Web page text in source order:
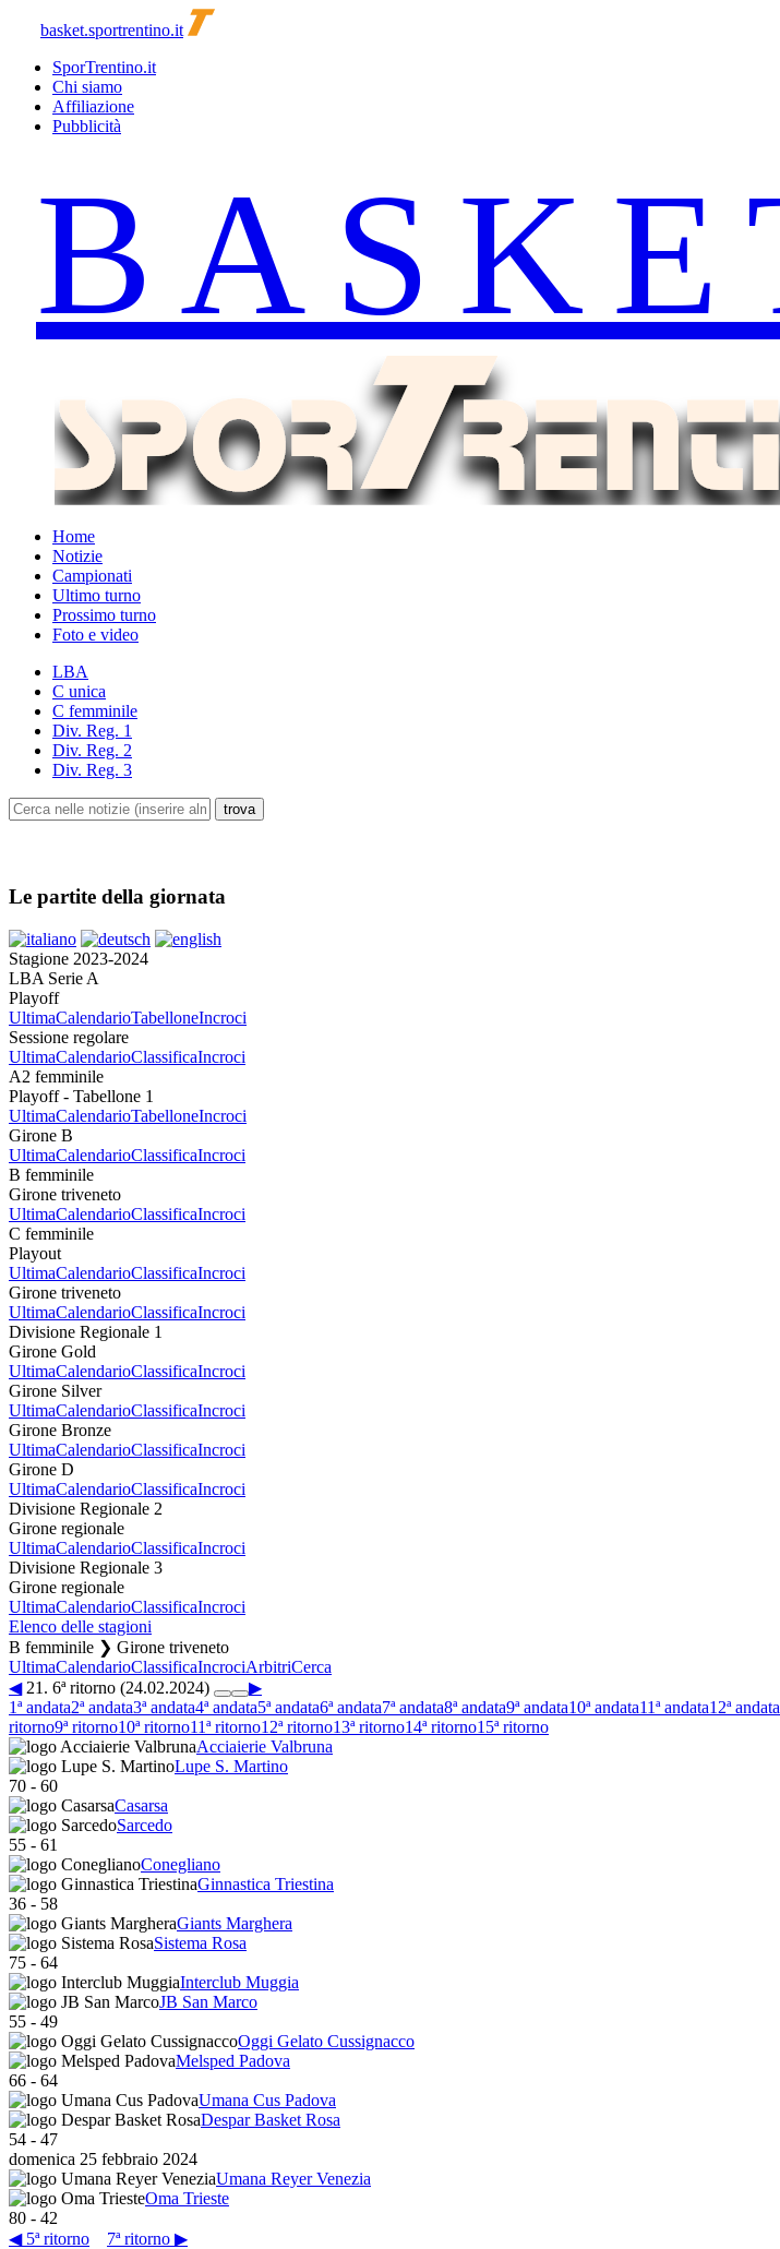
basket.sportrentino.it
SporTrentino.it
Chi siamo
Affiliazione
Pubblicità
Home
Notizie
Campionati
Ultimo turno
Prossimo turno
Foto e video
LBA
C unica
C femminile
Div. Reg. 1
Div. Reg. 2
Div. Reg. 3
Le partite della giornata
Stagione 2023-2024
LBA Serie A
Playoff
UltimaCalendarioTabelloneIncroci
Sessione regolare
UltimaCalendarioClassificaIncroci
A2 femminile
Playoff - Tabellone 1
UltimaCalendarioTabelloneIncroci
Girone B
UltimaCalendarioClassificaIncroci
B femminile
Girone triveneto
UltimaCalendarioClassificaIncroci
C femminile
Playout
UltimaCalendarioClassificaIncroci
Girone triveneto
UltimaCalendarioClassificaIncroci
Divisione Regionale 1
Girone Gold
UltimaCalendarioClassificaIncroci
Girone Silver
UltimaCalendarioClassificaIncroci
Girone Bronze
UltimaCalendarioClassificaIncroci
Girone D
UltimaCalendarioClassificaIncroci
Divisione Regionale 2
Girone regionale
UltimaCalendarioClassificaIncroci
Divisione Regionale 3
Girone regionale
UltimaCalendarioClassificaIncroci
Elenco delle stagioni
B femminile ❯ Girone triveneto
UltimaCalendarioClassificaIncrociArbitriCerca
◀21. 6ª ritorno (24.02.2024)
▶
1ª andata2ª andata3ª andata4ª andata5ª andata6ª andata7ª andata8ª andata9ª andata10ª andata11ª andata12ª andata
ritorno9ª ritorno10ª ritorno11ª ritorno12ª ritorno13ª ritorno14ª ritorno15ª ritorno
Acciaierie Valbruna
Lupe S. Martino
70 - 60
Casarsa
Sarcedo
55 - 61
Conegliano
Ginnastica Triestina
36 - 58
Giants Marghera
Sistema Rosa
75 - 64
Interclub Muggia
JB San Marco
55 - 49
Oggi Gelato Cussignacco
Melsped Padova
66 - 64
Umana Cus Padova
Despar Basket Rosa
54 - 47
domenica 25 febbraio 2024
Umana Reyer Venezia
Oma Trieste
80 - 42
◀ 5ª ritorno
7ª ritorno ▶